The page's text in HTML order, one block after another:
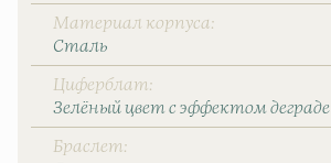
Материал корпуса
Сталь
Циферблат
Зелёный цвет с эффектом деграде
Браслет